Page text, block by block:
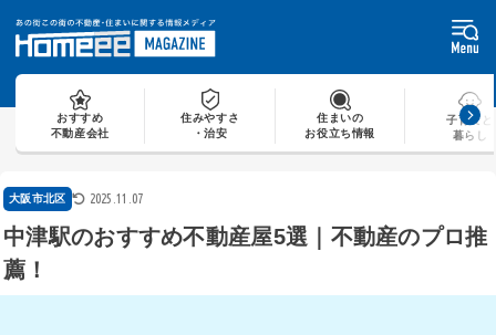
おすすめ
不動産会社
住みやすさ
・治安
住まいの
お役立ち情報
子育てと
暮らし
大阪市北区 2025.11.07
中津駅のおすすめ不動産屋5選｜不動産のプロ推
薦！